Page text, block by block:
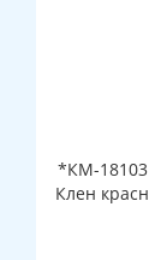
*КМ-18103
Клен